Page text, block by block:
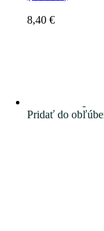
8,40€
Pridať do